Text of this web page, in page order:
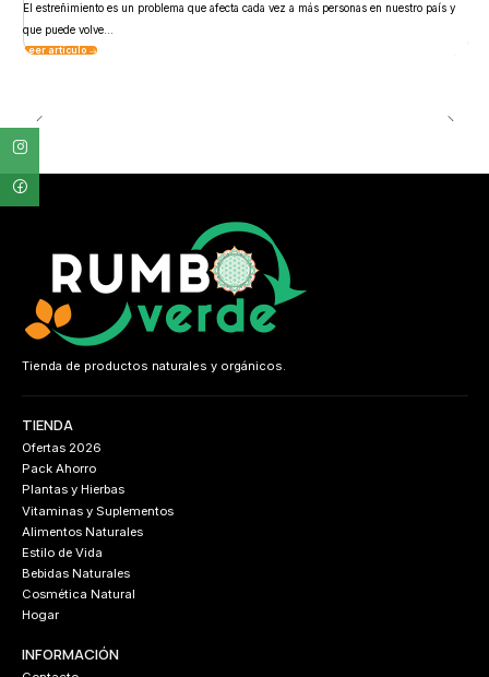
El estreñimiento es un problema que afecta cada vez a más personas en nuestro país y
que puede volve...
Leer artículo
Tienda de productos naturales y orgánicos.
TIENDA
Ofertas 2026
Pack Ahorro
Plantas y Hierbas
Vitaminas y Suplementos
Alimentos Naturales
Estilo de Vida
Bebidas Naturales
Cosmética Natural
Hogar
INFORMACIÓN